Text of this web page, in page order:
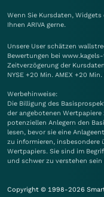
Wenn Sie Kursdaten,
Ihnen ARIVA gerne.
Unsere User schätzen
Bewertungen bei
Zeitverzögerung der
NYSE +20 Min. AMEX +20
Werbehinweise:
Die Billigung des
der angebotenen
potenziellen Anlegern den
lesen, bevor sie eine
zu informieren, insbesondere
Wertpapiers. Sie sind im
und schwer zu verstehen sein
Copyright © 1998-2026